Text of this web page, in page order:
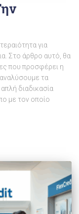
για
Στο άρθρο αυτό, θα
που προσφέρει η
τα
διαδικασία
με τον οποίο